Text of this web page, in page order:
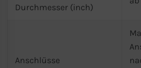
Durchmesser (inch)
Anschlüsse